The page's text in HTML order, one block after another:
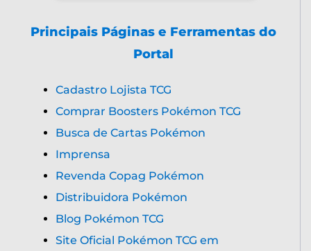
Principais Páginas e Ferramentas do
Portal
Cadastro Lojista TCG
Comprar Boosters Pokémon TCG
Busca de Cartas Pokémon
Imprensa
Revenda Copag Pokémon
Distribuidora Pokémon
Blog Pokémon TCG
Site Oficial Pokémon TCG em